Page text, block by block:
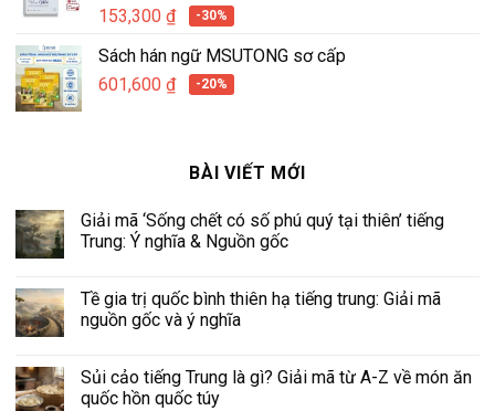
153,300 ₫ -30%
Sách hán ngữ MSUTONG sơ cấp
601,600 ₫ -20%
BÀI VIẾT MỚI
Giải mã ‘Sống chết có số phú quý tại thiên’ tiếng
Trung: Ý nghĩa & Nguồn gốc
Tề gia trị quốc bình thiên hạ tiếng trung: Giải mã
nguồn gốc và ý nghĩa
Sủi cảo tiếng Trung là gì? Giải mã từ A-Z về món ăn
quốc hồn quốc túy